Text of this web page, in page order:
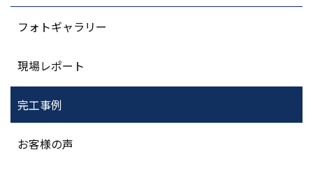
フォトギャラリー
現場レポート
完工事例
お客様の声